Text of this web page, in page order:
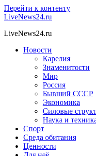
Перейти к контенту
LiveNews24.ru
LiveNews24.ru
Новости
Карелия
Знаменитости
Мир
Россия
Бывший СССР
Экономика
Силовые
Наука и
Спорт
Среда обитания
Ценности